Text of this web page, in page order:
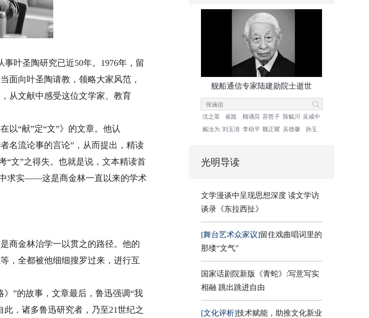
叶圣陶研究已近50年。1976年，留
面向叶圣陶请教，领略大家风范，
从文献中感受这位文学家、教育
“献”定“文”》的文章。他认
名流论事的言论”，从而提出，精读
“文”之得失。也就是说，文本精读首
中求实——这是商金林一直以来的学术
金林治学一以贯之的路径。他的
，全都被他细细搜罗过来，进行互
”的故事，文章最后，鲁迅强调“我
，诸多鲁迅研究者，乃至21世纪之
舰船通信专家陆建勋院士逝世
沈之荃 崔崑 顾诵芬 苏哲子 陈毓川
吴咸中
戴汝为 刘玉清 李幼平 魏正耀 吴德馨 孙玉
光明导读
文学漫谈中呈现思想深度 读文学访
谈录《东拉西扯》
[舞台艺术众家议]留住戏曲唱词里的
那缕“文气”
国家话剧院新版《青蛇》:写意写实
相融 跳出跳进自由
[文化评析]技术赋能，助推文化新业